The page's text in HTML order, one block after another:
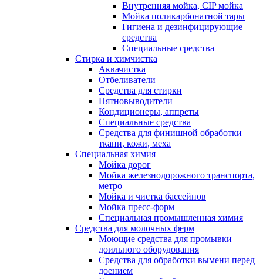
Внутренняя мойка, CIP мойка
Мойка поликарбонатной тары
Гигиена и дезинфицирующие
средства
Специальные средства
Стирка и химчистка
Аквачистка
Отбеливатели
Средства для стирки
Пятновыводители
Кондиционеры, аппреты
Специальные средства
Средства для финишной обработки
ткани, кожи, меха
Специальная химия
Мойка дорог
Мойка железнодорожного транспорта,
метро
Мойка и чистка бассейнов
Мойка пресс-форм
Специальная промышленная химия
Средства для молочных ферм
Моющие средства для промывки
доильного оборудования
Средства для обработки вымени перед
доением